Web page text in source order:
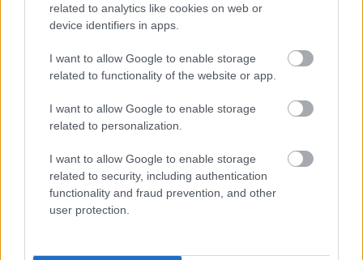
related to analytics like cookies on web or
device identifiers in apps.
I want to allow Google to enable storage
related to functionality of the website or app.
I want to allow Google to enable storage
related to personalization.
I want to allow Google to enable storage
related to security, including authentication
functionality and fraud prevention, and other
user protection.
Csodálatos kis
valamit, ezt biztos nem
fogjuk mondani az
meghirdetett
háznak” minősített
omladozó téglarakásra, ami nem meglepő módon nagy
meghökkenést keltett az emberekben. Az unortodox villát
csekély öt millió forintért lehet vinni.